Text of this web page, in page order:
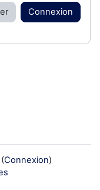
Connexion
Connexion)